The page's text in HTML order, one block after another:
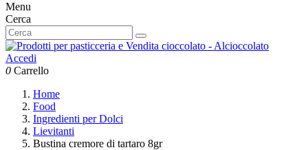
Menu
Cerca
Accedi
0 Carrello
Home
Food
Ingredienti per Dolci
Lievitanti
Bustina cremore di tartaro 8gr